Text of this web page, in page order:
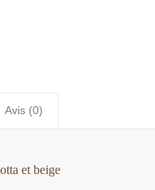
Avis (0)
et beige